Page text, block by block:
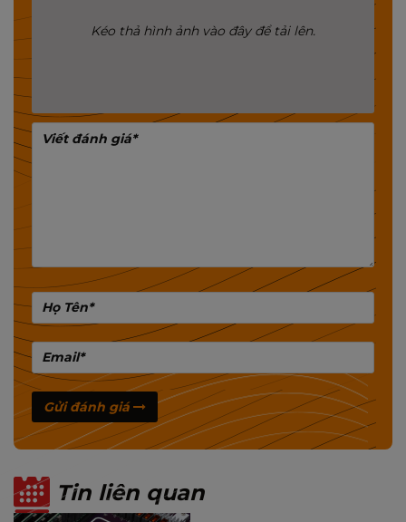
Tương thích với mọi thiết bị như điện thoại
hình yêu cầu chuẩn tốc độ cao cho độ phân
giải 4K, 2K.
➟
MIXIE là thương hiệu
Chuyên Dụng Bán Chạy Số 01 Tại Thái
Lan.Với 12 Giải Thưởng Chất Lượng Quốc Tế
MIXIE bền bỉ với thương hiệu gần 20 năm
trên thị trường máy tính.
MIXIE thuộc công ty MISHEN Electronic thành
lập từ 2002, đây là công ty chuyên sản xuất
phụ kiện máy tính chuyên nghiệp, có trụ sở
Kéo thả hình ảnh vào đây để tải lên.
Gửi đánh giá
Tin liên quan